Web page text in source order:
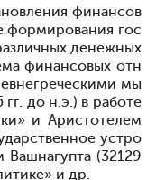
финансов
формирования гос
денежных
финансовых отн
мы
гг. до н.э.) в работе
и Аристотелем
устро
(32129
и др.